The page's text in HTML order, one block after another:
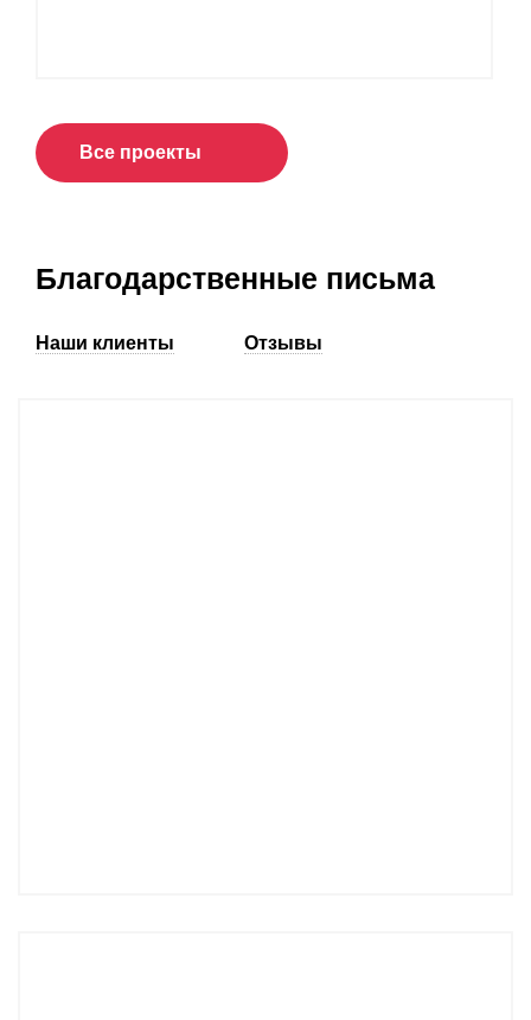
Все проекты
Благодарственные письма
Наши клиенты Отзывы